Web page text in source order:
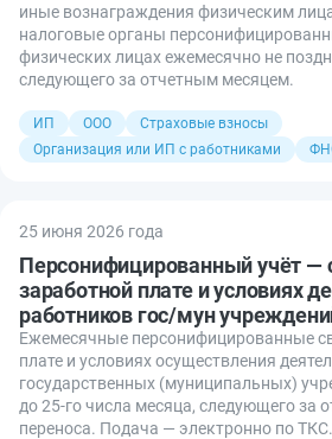
иные вознаграждения физическим
налоговые органы
физических лицах ежемесячно не
следующего за отчетным месяцем.
ИП ООО
Страховые взносы
Организация или ИП с работниками
25 июня 2026 года
Персонифицированный учёт —
заработной плате и условиях
работников гос/мун
Ежемесячные персонифицированные
плате и условиях осуществления
государственных (муниципальных)
до 25-го числа месяца, следующего за
переноса. Подача — электронно по ТКС.